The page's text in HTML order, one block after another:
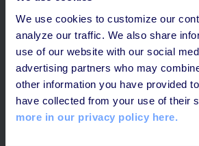
We use cookies to customize our
analyze our traffic. We also share
use of our website with our social
advertising partners who may
other information you have provided
have collected from your use of their
more in our privacy policy here.
3
Tilbage fra barsel: Tips
reboarding for din